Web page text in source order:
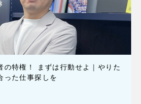
の特権！ まずは行動せよ｜やりた
った仕事探しを